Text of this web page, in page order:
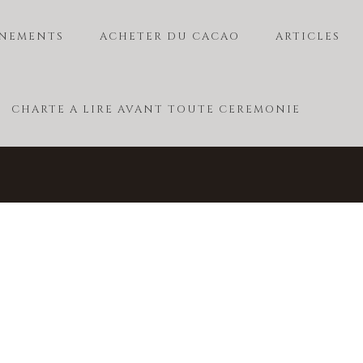
ACHETER DU CACAO ARTICLES
CHARTE A LIRE AVANT TOUTE CEREMONIE